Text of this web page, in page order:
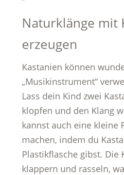
Naturklänge mit
erzeugen
Kastanien können
„Musikinstrument“
Lass dein Kind zwei
klopfen und den Klang
kannst auch eine kleine
machen, indem du
Plastikflasche gibst. Die
klappern und rasseln,